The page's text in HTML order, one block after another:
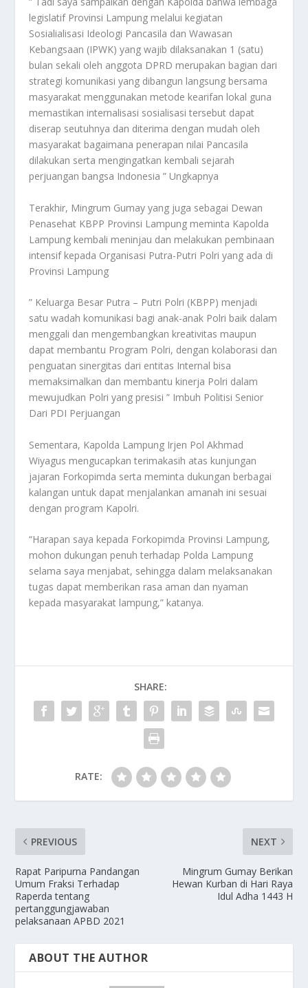
legislatif Provinsi Lampung melalui kegiatan
Sosialialisasi Ideologi Pancasila dan Wawasan
Kebangsaan (IPWK) yang wajib dilaksanakan 1 (satu)
bulan sekali oleh anggota DPRD merupakan bagian dari
strategi komunikasi yang dibangun langsung bersama
masyarakat menggunakan metode kearifan lokal guna
memastikan internalisasi sosialisasi tersebut dapat
diserap seutuhnya dan diterima dengan mudah oleh
masyarakat bagaimana penerapan nilai Pancasila
dilakukan serta mengingatkan kembali sejarah
perjuangan bangsa Indonesia ” Ungkapnya
Terakhir, Mingrum Gumay yang juga sebagai Dewan
Penasehat KBPP Provinsi Lampung meminta Kapolda
Lampung kembali meninjau dan melakukan pembinaan
intensif kepada Organisasi Putra-Putri Polri yang ada di
Provinsi Lampung
” Keluarga Besar Putra – Putri Polri (KBPP) menjadi
satu wadah komunikasi bagi anak-anak Polri baik dalam
menggali dan mengembangkan kreativitas maupun
dapat membantu Program Polri, dengan kolaborasi dan
penguatan sinergitas dari entitas Internal bisa
memaksimalkan dan membantu kinerja Polri dalam
mewujudkan Polri yang presisi ” Imbuh Politisi Senior
Dari PDI Perjuangan
Sementara, Kapolda Lampung Irjen Pol Akhmad
Wiyagus mengucapkan terimakasih atas kunjungan
jajaran Forkopimda serta meminta dukungan berbagai
kalangan untuk dapat menjalankan amanah ini sesuai
dengan program Kapolri.
“Harapan saya kepada Forkopimda Provinsi Lampung,
mohon dukungan penuh terhadap Polda Lampung
selama saya menjabat, sehingga dalam melaksanakan
tugas dapat memberikan rasa aman dan nyaman
kepada masyarakat lampung,” katanya.
SHARE:
RATE:
PREVIOUS
Rapat Paripurna Pandangan
Umum Fraksi Terhadap
Raperda tentang
pertanggungjawaban
pelaksanaan APBD 2021
NEXT
Mingrum Gumay Berikan
Hewan Kurban di Hari Raya
Idul Adha 1443 H
ABOUT THE AUTHOR